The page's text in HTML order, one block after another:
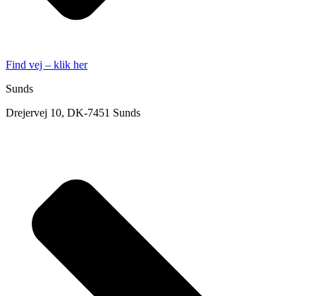
Find vej – klik her
Sunds
Drejervej 10, DK-7451 Sunds